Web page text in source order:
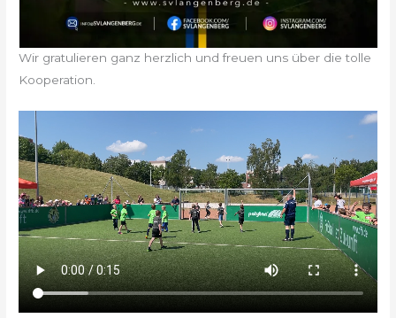
Wir gratulieren ganz herzlich und freuen uns über die tolle
Kooperation.